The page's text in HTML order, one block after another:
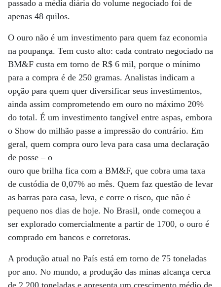
passado a média diária do volume negociado foi de
apenas 48 quilos.
O ouro não é um investimento para quem faz economia
na poupança. Tem custo alto: cada contrato negociado na
BM&F custa em torno de R$ 6 mil, porque o mínimo
para a compra é de 250 gramas. Analistas indicam a
opção para quem quer diversificar seus investimentos,
ainda assim comprometendo em ouro no máximo 20%
do total. É um investimento tangível entre aspas, embora
o Show do milhão passe a impressão do contrário. Em
geral, quem compra ouro leva para casa uma declaração
de posse – o
ouro que brilha fica com a BM&F, que cobra uma taxa
de custódia de 0,07% ao mês. Quem faz questão de levar
as barras para casa, leva, e corre o risco, que não é
pequeno nos dias de hoje. No Brasil, onde começou a
ser explorado comercialmente a partir de 1700, o ouro é
comprado em bancos e corretoras.
A produção atual no País está em torno de 75 toneladas
por ano. No mundo, a produção das minas alcança cerca
de 2.200 toneladas e apresenta um crescimento médio de